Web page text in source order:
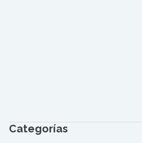
Categorías